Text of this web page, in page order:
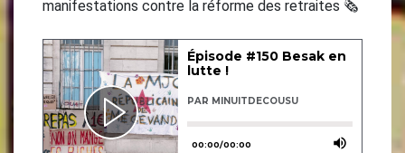
manifestations contre la réforme des retraites 🗞️